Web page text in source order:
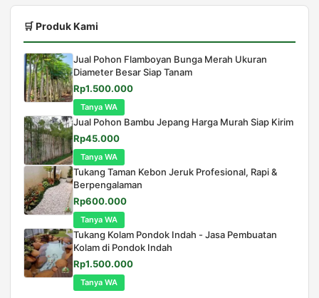
🛒 Produk Kami
Jual Pohon Flamboyan Bunga Merah Ukuran
Diameter Besar Siap Tanam
Harga
aslinya
adalah:
Rp1.500.000Harga
Tanya WA
Jual Pohon Bambu Jepang Harga Murah Siap Kirim
Harga
aslinya
adalah:
Rp75.000.
Rp45.000Harga
saat
ini
adalah:
Tanya WA
Tukang Taman Kebon Jeruk Profesional, Rapi &
Berpengalaman
Harga
aslinya
adalah:
Rp650.000.
Rp600.000Harga
ini
adalah:
Tanya WA
Tukang Kolam Pondok Indah - Jasa Pembuatan
Kolam di Pondok Indah
Harga
aslinya
adalah:
Rp1.500.000Harga
Tanya WA